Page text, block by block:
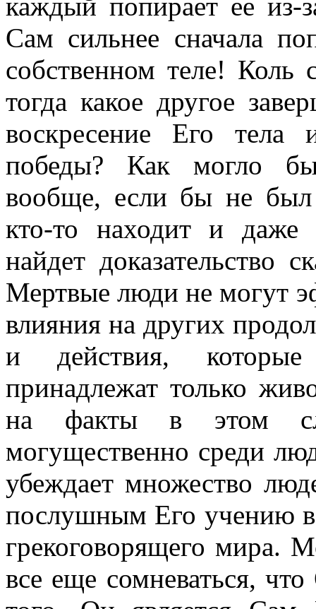
Сам сильнее сначала
собственном теле! Коль
тогда какое другое
воскресение Его тела
победы? Как могло
вообще, если бы не
кто-то находит и даже
найдет доказательство
Мертвые люди не могут
влияния на других
и действия,
принадлежат только
на факты в этом
могущественно среди
убеждает множество
послушным Его учению
грекоговорящего мира.
все еще сомневаться,